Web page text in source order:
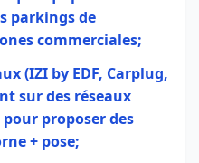
parkings de
commerciales;
(IZI by EDF, Carplug,
sur des réseaux
proposer des
+ pose;